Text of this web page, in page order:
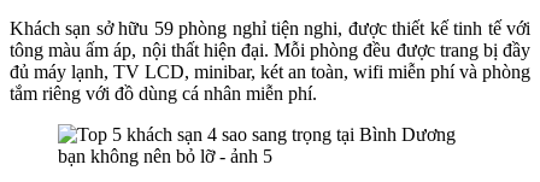
Khách sạn sở hữu 59 phòng nghỉ tiện nghi, được thiết kế tinh tế với
tông màu ấm áp, nội thất hiện đại. Mỗi phòng đều được trang bị đầy
đủ máy lạnh, TV LCD, minibar, két an toàn, wifi miễn phí và phòng
tắm riêng với đồ dùng cá nhân miễn phí.